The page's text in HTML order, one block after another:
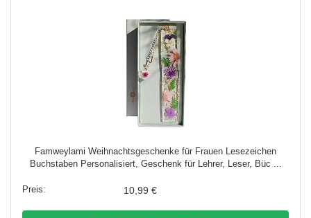
Famweylami Weihnachtsgeschenke für Frauen Lesezeichen
Buchstaben Personalisiert, Geschenk für Lehrer, Leser, Büc ...
10,99 €